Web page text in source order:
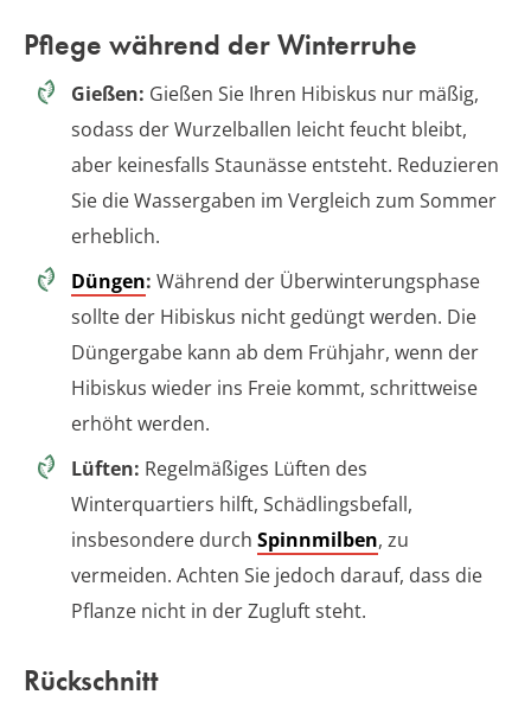
Pflege während der Winterruhe
Gießen: Gießen Sie Ihren Hibiskus nur mäßig,
sodass der Wurzelballen leicht feucht bleibt,
aber keinesfalls Staunässe entsteht. Reduzieren
Sie die Wassergaben im Vergleich zum Sommer
erheblich.
Düngen: Während der Überwinterungsphase
sollte der Hibiskus nicht gedüngt werden. Die
Düngergabe kann ab dem Frühjahr, wenn der
Hibiskus wieder ins Freie kommt, schrittweise
erhöht werden.
Lüften: Regelmäßiges Lüften des
Winterquartiers hilft, Schädlingsbefall,
insbesondere durch Spinnmilben, zu
vermeiden. Achten Sie jedoch darauf, dass die
Pflanze nicht in der Zugluft steht.
Rückschnitt